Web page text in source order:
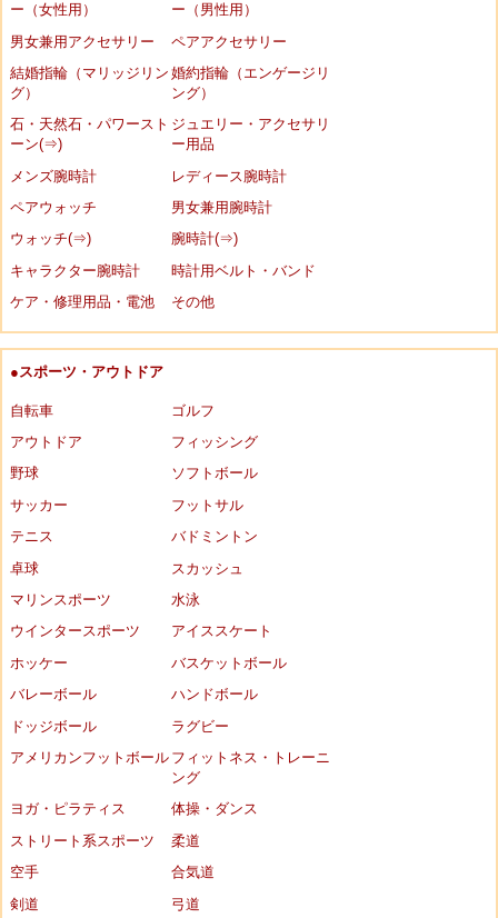
ー（女性用）
ー（男性用）
男女兼用アクセサリー
ペアアクセサリー
結婚指輪（マリッジリン
グ）
婚約指輪（エンゲージリ
ング）
石・天然石・パワースト
ーン(⇒)
ジュエリー・アクセサリ
ー用品
メンズ腕時計
レディース腕時計
ペアウォッチ
男女兼用腕時計
ウォッチ(⇒)
腕時計(⇒)
キャラクター腕時計
時計用ベルト・バンド
ケア・修理用品・電池
その他
●スポーツ・アウトドア
自転車
ゴルフ
アウトドア
フィッシング
野球
ソフトボール
サッカー
フットサル
テニス
バドミントン
卓球
スカッシュ
マリンスポーツ
水泳
ウインタースポーツ
アイススケート
ホッケー
バスケットボール
バレーボール
ハンドボール
ドッジボール
ラグビー
アメリカンフットボール フィットネス・トレーニ
ング
ヨガ・ピラティス
体操・ダンス
ストリート系スポーツ
柔道
空手
合気道
剣道
弓道